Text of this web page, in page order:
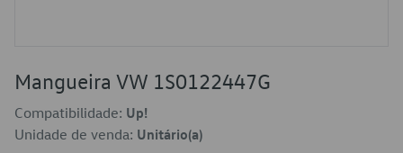
Mangueira VW 1S0122447G
Compatibilidade: Up!
Unidade de venda: Unitário(a)